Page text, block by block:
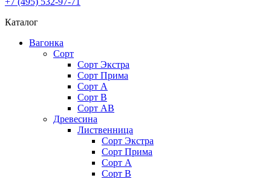
Каталог
Вагонка
Сорт
Сорт Экстра
Сорт Прима
Сорт A
Сорт В
Сорт AB
Древесина
Лиственница
Сорт Экстра
Сорт Прима
Сорт А
Сорт В